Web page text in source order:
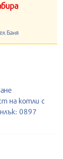
Баня
на котли с
0897